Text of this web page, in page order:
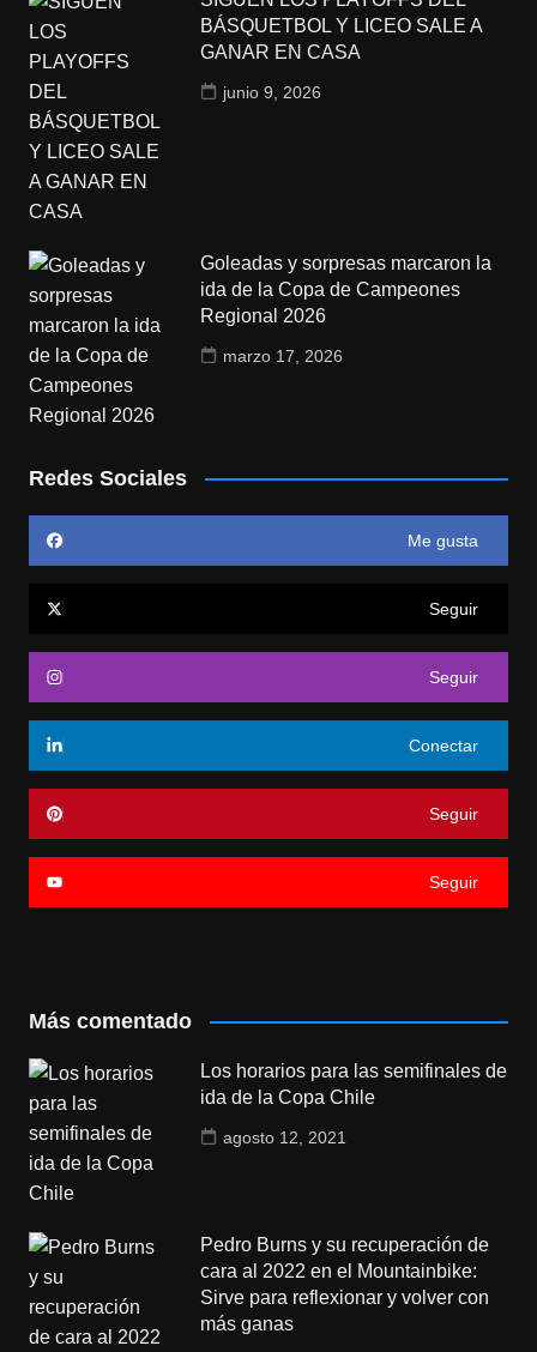
BÁSQUETBOL Y LICEO SALE A
GANAR EN CASA
junio 9, 2026
Goleadas y sorpresas marcaron la
ida de la Copa de Campeones
Regional 2026
marzo 17, 2026
Redes Sociales
Me gusta
Seguir
Seguir
Conectar
Seguir
Seguir
Más comentado
Los horarios para las semifinales de
ida de la Copa Chile
agosto 12, 2021
Pedro Burns y su recuperación de
cara al 2022 en el Mountainbike:
Sirve para reflexionar y volver con
más ganas